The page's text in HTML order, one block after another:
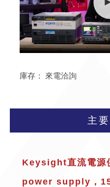
庫存： 來電洽詢
主
Keysight直流電源
power supply，